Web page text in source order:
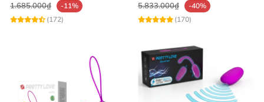
1.685.000₫
-11%
(172)
5.833.000₫
-40%
(170)